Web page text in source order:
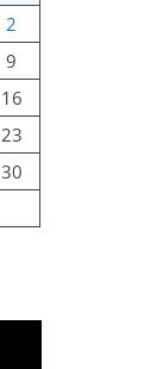
2
9
16
23
30